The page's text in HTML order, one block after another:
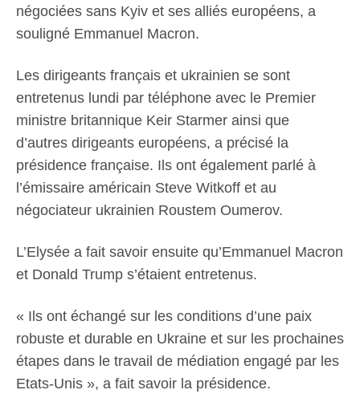
négociées sans Kyiv et ses alliés européens, a
souligné Emmanuel Macron.
Les dirigeants français et ukrainien se sont
entretenus lundi par téléphone avec le Premier
ministre britannique Keir Starmer ainsi que
d’autres dirigeants européens, a précisé la
présidence française. Ils ont également parlé à
l’émissaire américain Steve Witkoff et au
négociateur ukrainien Roustem Oumerov.
L’Elysée a fait savoir ensuite qu’Emmanuel Macron
et Donald Trump s’étaient entretenus.
« Ils ont échangé sur les conditions d’une paix
robuste et durable en Ukraine et sur les prochaines
étapes dans le travail de médiation engagé par les
Etats-Unis », a fait savoir la présidence.